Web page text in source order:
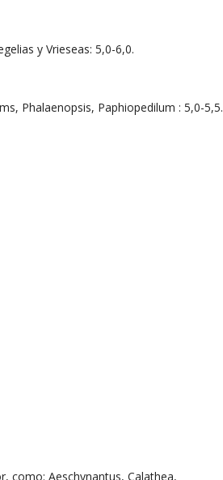
y Vrieseas: 5,0-6,0.
Phalaenopsis, Paphiopedilum : 5,0-5,5.
como: Aeschynantus, Calathea,